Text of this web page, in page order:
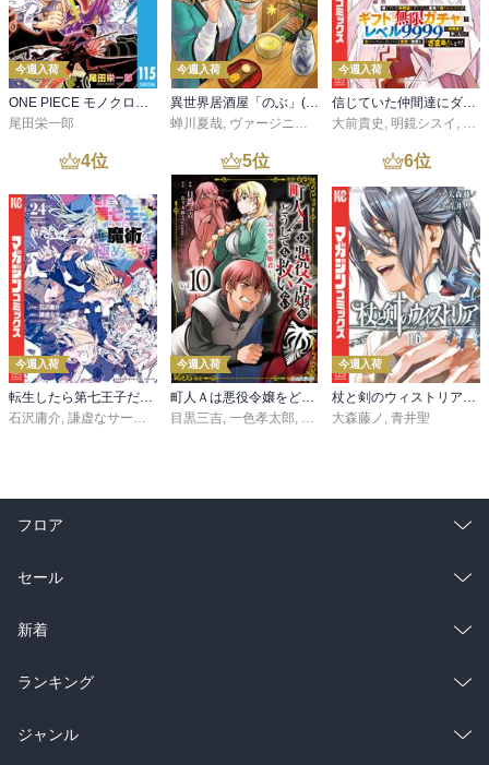
今週入荷
ONE PIECE モノクロ版 115
尾田栄一郎
今週入荷
異世界居酒屋「のぶ」(22)
蝉川夏哉, ヴァージニア二等兵 ,転
今週入荷
信じていた仲間達にダンジョン奥地で殺されかけたがギフト『無限ガチャ』でレベル９９９９の仲間達を手に入れて元パーティーメンバーと世界に復讐＆『ざまぁ！』します！（２３）
大前貴史 , 明鏡シスイ , ｔ
4位
今週入荷
石沢庸介 謙虚なサークル メル。
5位
今週入荷
目黒三吉 一色孝太郎 Parum
6位
今週入荷
大森藤ノ 青井聖
フロア
総合
ラノベ
雑誌・グラビア
BL・TL
セール
総合
ラノベ
雑誌・グラビア
新着
総合
ラノベ
ランキング
総合
ジャンル